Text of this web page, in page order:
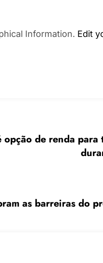
Information. Edit
de renda para
as barreiras do